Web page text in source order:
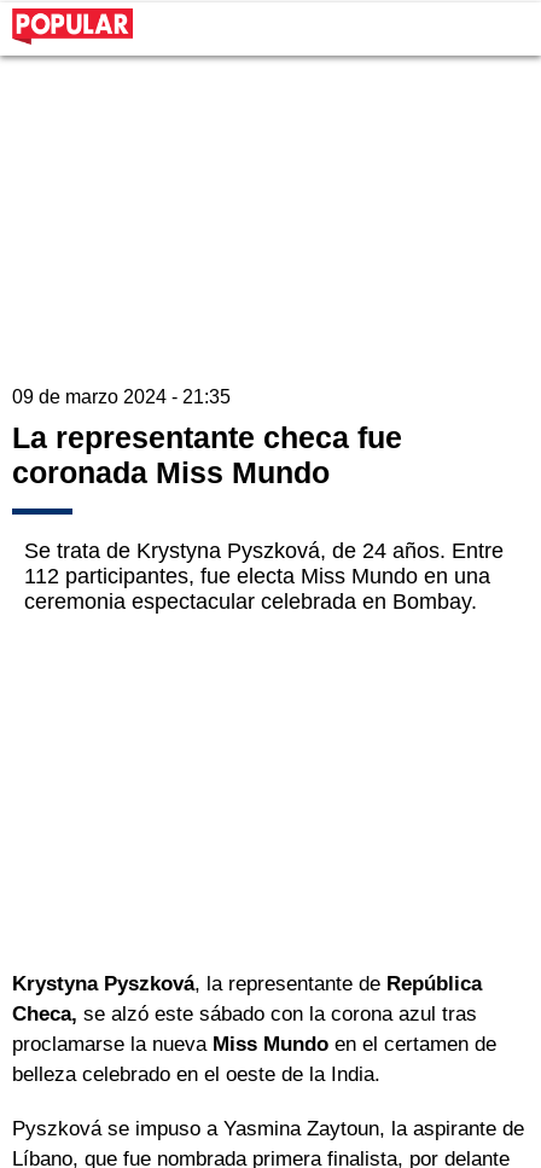
09 de marzo 2024 - 21:35
La representante checa fue
coronada Miss Mundo
Se trata de Krystyna Pyszková, de 24 años. Entre
112 participantes, fue electa Miss Mundo en una
ceremonia espectacular celebrada en Bombay.
Krystyna Pyszková, la representante de República
Checa, se alzó este sábado con la corona azul tras
proclamarse la nueva Miss Mundo en el certamen de
belleza celebrado en el oeste de la India.
Pyszková se impuso a Yasmina Zaytoun, la aspirante de
Líbano, que fue nombrada primera finalista, por delante